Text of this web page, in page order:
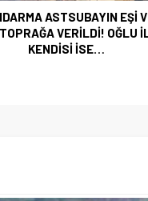
ASTSUBAYIN EŞİ VE
VERİLDİ! OĞLU İLE
KENDİSİ İSE…